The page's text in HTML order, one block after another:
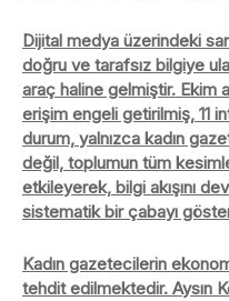
Dijital medya üzerindeki
doğru ve tarafsız bilgiye
araç haline gelmiştir. Ekim
erişim engeli getirilmiş, 11
durum, yalnızca kadın
değil, toplumun tüm
etkileyerek, bilgi akışını
sistematik bir çabayı
Kadın gazetecilerin
tehdit edilmektedir. Aysın